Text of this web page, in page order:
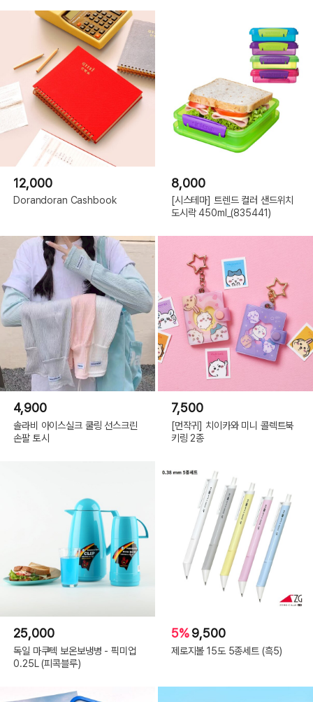
12,000
Dorandoran Cashbook
8,000
[시스테마] 트렌드 컬러 샌드위치
도시락 450ml_(835441)
4,900
솔라비 아이스실크 쿨링 선스크린
손팔 토시
7,500
[먼작귀] 치이카와 미니 콜렉트북
키링 2종
25,000
독일 마쿠텍 보온보냉병 - 픽미업
0.25L (피콕블루)
5%9,500
제로지볼 15도 5종세트 (흑5)